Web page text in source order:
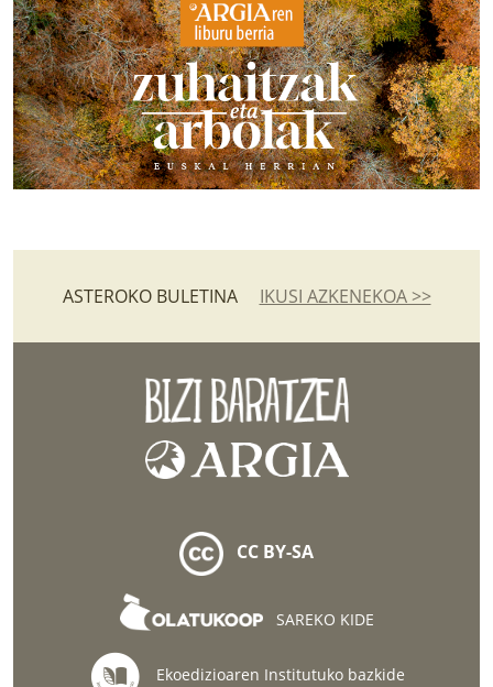
ASTEROKO BULETINA IKUSI AZKENEKOA >>
CC BY-SA
SAREKO KIDE
Ekoedizioaren Institutuko bazkide